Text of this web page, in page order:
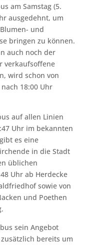
am Samstag (5.
ausgedehnt, um
und
bringen zu können.
auch noch der
verkaufsoffene
wird schon von
18:00 Uhr
auf allen Linien
Uhr im bekannten
es eine
in die Stadt
üblichen
Uhr ab Herdecke
sowie von
und Poethen
sein Angebot
bereits um